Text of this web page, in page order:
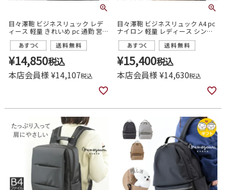
目々澤鞄 ビジネスリュック レデ
ィース 軽量 きれいめ pc 通勤 営業
29004
¥14,850税込
本店会員様¥14,107税込
目々澤鞄 ビジネスリュック A4 pc
ナイロン 軽量 レディース シンプ
ル きれいめ スーツにおかしくな
い 通勤 営業 出張
¥15,400税込
本店会員様¥14,630税込